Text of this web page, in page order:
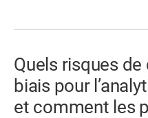
Quels risques de
biais pour
et comment les